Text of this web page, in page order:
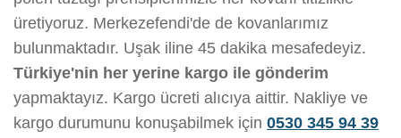
üretiyoruz. Merkezefendi'de de kovanlarımız
bulunmaktadır. Uşak iline 45 dakika mesafedeyiz.
Türkiye'nin her yerine kargo ile gönderim
yapmaktayız. Kargo ücreti alıcıya aittir. Nakliye ve
kargo durumunu konuşabilmek için 0530 345 94 39